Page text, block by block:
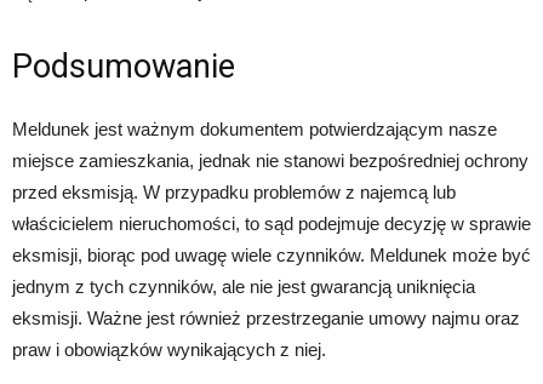
Podsumowanie
Meldunek jest ważnym dokumentem potwierdzającym nasze
miejsce zamieszkania, jednak nie stanowi bezpośredniej ochrony
przed eksmisją. W przypadku problemów z najemcą lub
właścicielem nieruchomości, to sąd podejmuje decyzję w sprawie
eksmisji, biorąc pod uwagę wiele czynników. Meldunek może być
jednym z tych czynników, ale nie jest gwarancją uniknięcia
eksmisji. Ważne jest również przestrzeganie umowy najmu oraz
praw i obowiązków wynikających z niej.